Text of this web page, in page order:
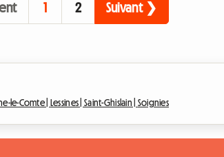
1 2 Suivant ❯
le-Comte | Lessines | Saint-Ghislain | Soignies